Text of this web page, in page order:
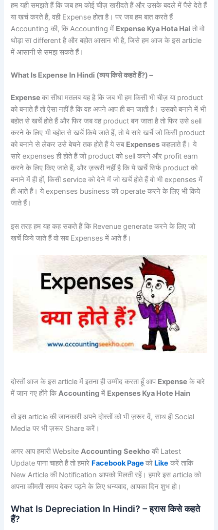
हम यही समझते हैं कि जब हम कोई चीज़ खरीदते हैं और उसके बदले में पैसे देते हैं
या खर्च करते हैं, वही Expense होता है। पर जब हम बात करते हैं
Accounting की, कि Accounting में Expense Kya Hota Hai तो वो
थोड़ा सा different है और बहोत आसान भी है, जिसे हम आज के इस article
में आसानी से समझ सकते हैं।
What Is Expense In Hindi (व्यय किसे कहते हैं?)–
Expenseका सीधा मतलब यह है कि जब भी हम किसी भी चीज़ या product
को बनाते हैं तो ऐसा नहीं है कि वह अपने आप ही बन जाती है। उसको बनाने में भी
बहोत से खर्चे होते हैं और फिर जब वह product बन जाता है तो फिर उसे sell
करने के लिए भी बहोत से खर्चे किये जाते हैं, तो ये सारे खर्चे जो किसी product
को बनाने से लेकर उसे बेचने तक होते हैं ये सब Expenses कहलाते हैं। ये
सारे expenses ही होते हैं जो product को sell करने और profit earn
करने के लिए किए जाते हैं, और ज़रूरी नहीं है कि ये खर्चे सिर्फ product को
बनाने में ही हों, किसी service को देने में जो खर्चे होते हैं वो भी expenses में
ही आते हैं। ये expenses business को operate करने के लिए भी किये
जाते हैं।
इस तरह हम यह कह सकते हैं कि Revenue generate करने के लिए जो
खर्चे किये जाते हैं वो सब Expenses में आते हैं।
दोस्तों आज के इस article में इतना ही उम्मीद करता हूँ आप Expense के बारे
में जान गए होंगे किAccounting में Expenses Kya Hote Hain
तो इस article की जानकारी अपने दोस्तों को भी ज़रूर दें, साथ ही Social
Media पर भी ज़रूर Share करें।
अगर आप हमारी WebsiteAccounting Seekho की Latest
Update पाना चाहते हैं तो हमारे Facebook Pageको Like करें ताकि
New Article की Notification आपको मिलती रहें। हमारे इस article को
अपना कीमती समय देकर पढ़ने के लिए धन्यवाद, आपका दिन शुभ हो।
What Is Depreciation In Hindi? – ह्रास किसे कहते
हैं?